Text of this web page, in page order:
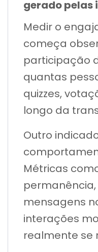
gerado pelas
Medir o
começa
participação
quantas
quizzes,
longo da
Outro
Métricas
mensagens
interações
realmente se